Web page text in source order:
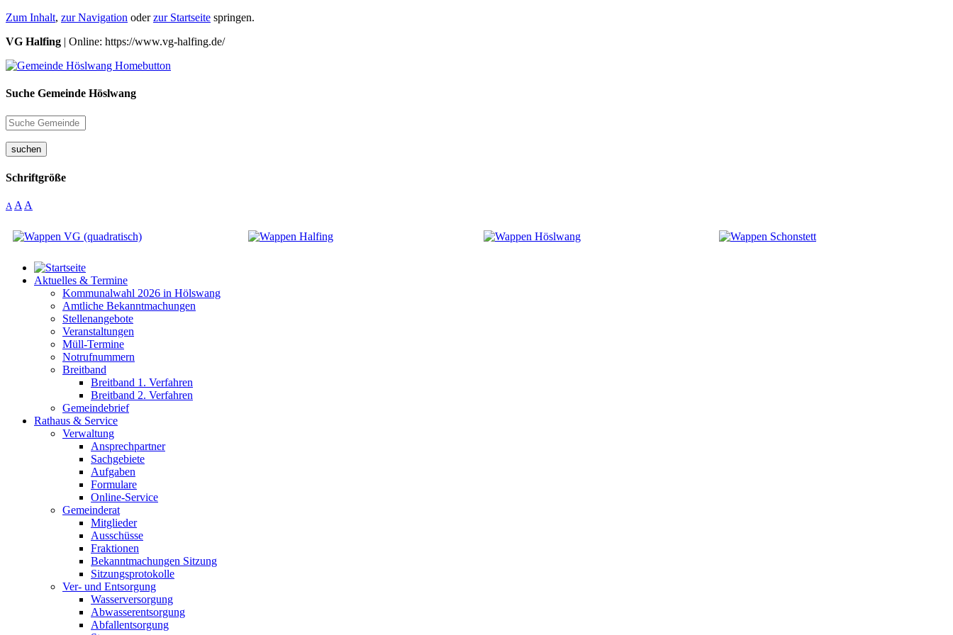
Zum Inhalt, zur Navigation oderzur Startseite springen.
VG Halfing | Online: https://www.vg-halfing.de/
Suche Gemeinde Höslwang
suchen
Schriftgröße
A A A
Aktuelles & Termine
Kommunalwahl 2026 in Hölswang
Amtliche Bekanntmachungen
Stellenangebote
Veranstaltungen
Müll-Termine
Notrufnummern
Breitband
Breitband 1. Verfahren
Breitband 2. Verfahren
Gemeindebrief
Rathaus & Service
Verwaltung
Ansprechpartner
Sachgebiete
Aufgaben
Formulare
Online-Service
Gemeinderat
Mitglieder
Ausschüsse
Fraktionen
Bekanntmachungen Sitzung
Sitzungsprotokolle
Ver- und Entsorgung
Wasserversorgung
Abwasserentsorgung
Abfallentsorgung